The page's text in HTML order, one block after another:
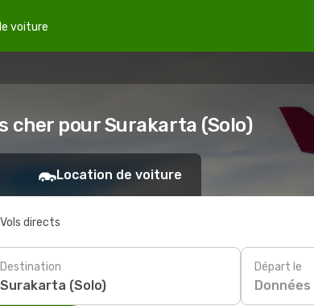
voiture
cher pour Surakarta (Solo)
Location de voiture
Vols directs
Destination Départ le
Données